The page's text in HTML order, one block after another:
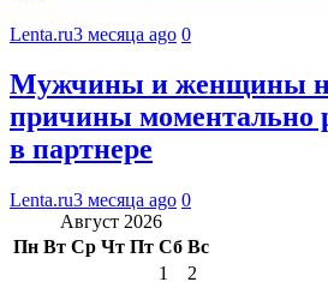
Lenta.ru3 месяца ago 0
Мужчины и женщины
причины моментально
в партнере
Lenta.ru3 месяца ago 0
Август 2026
Пн Вт Ср Чт Пт Сб Вс
1
2